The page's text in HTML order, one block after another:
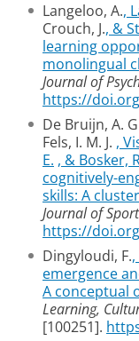
Langeloo, A.,
Crouch, J., &
learning
monolingual
Journal of
https://
De Bruijn, A.
Fels, I. M. J. ,
E. , & Bosker,
cognitively-
skills: A
Journal of
https://
Dingyloudi, F.
emergence
A conceptual
Learning,
[100251].